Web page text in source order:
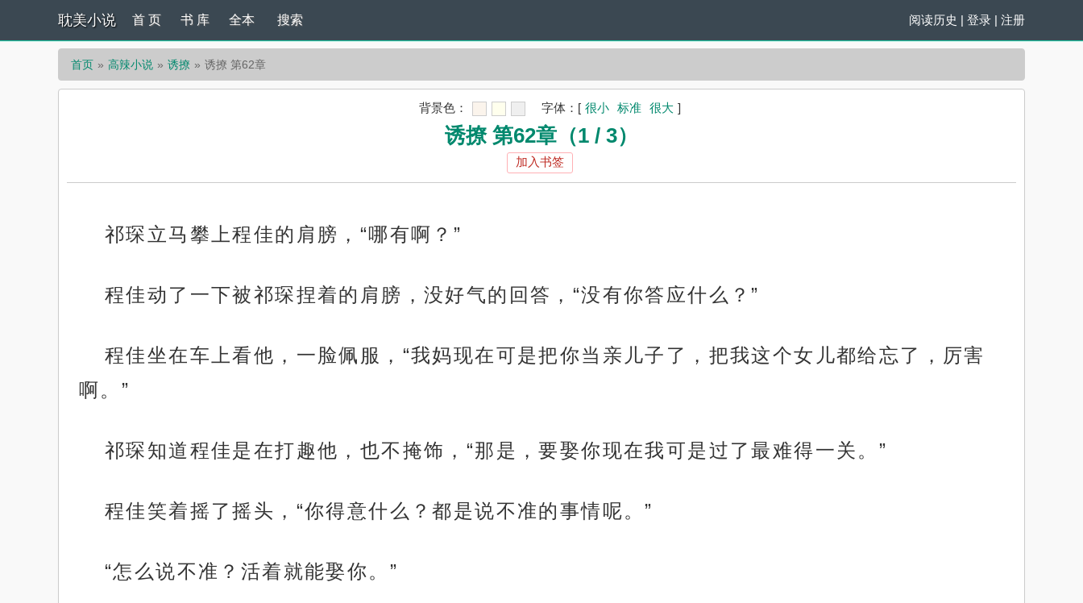
耽美小说 阅读历史 | 登录 | 注册
首 页 书 库 全本 搜索
首页 高辣小说 诱撩 诱撩 第62章
背景色： 字体： [ 很小 标准 很大 ]
诱撩 第62章（1 / 3）
加入书签
祁琛立马攀上程佳的肩膀，“哪有啊？”
程佳动了一下被祁琛捏着的肩膀，没好气的回答，“没有你答应什么？”
程佳坐在车上看他，一脸佩服，“我妈现在可是把你当亲儿子了，把我这个女儿都给忘了，厉害
啊。”
祁琛知道程佳是在打趣他，也不掩饰，“那是，要娶你现在我可是过了最难得一关。”
程佳笑着摇了摇头，“你得意什么？都是说不准的事情呢。”
“怎么说不准？活着就能娶你。”